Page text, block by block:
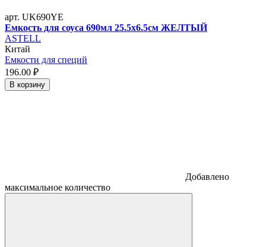
арт. UK690YE
Емкость для соуса 690мл 25.5х6.5см ЖЕЛТЫЙ
ASTELL
Китай
Емкости для специй
196.00 ₽
В корзину
Добавлено
максимальное количество